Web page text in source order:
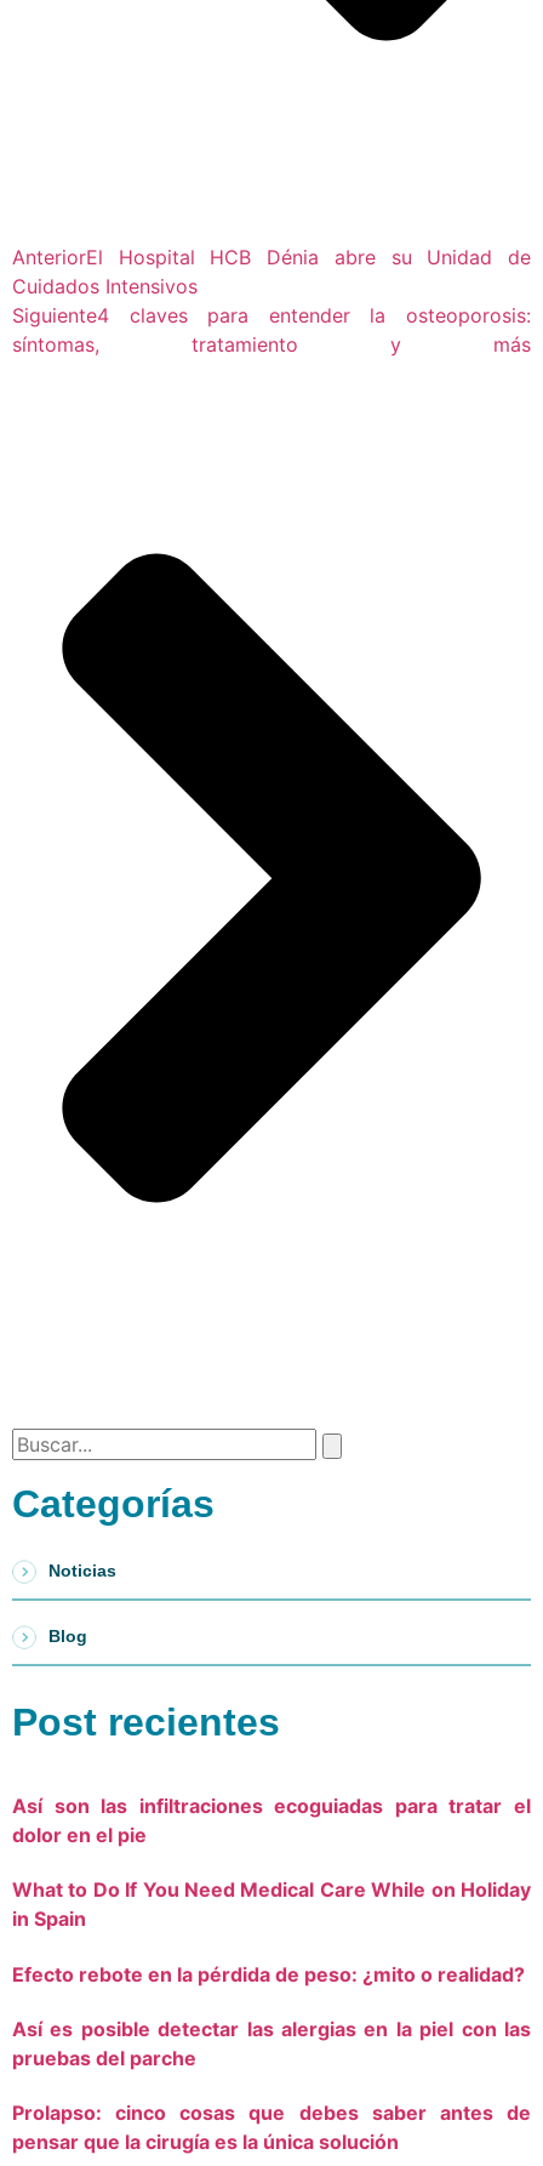
AnteriorEl Hospital HCB Dénia abre su Unidad de
Cuidados Intensivos
Siguiente4 claves para entender la osteoporosis:
síntomas, tratamiento y más
Categorías
Noticias
Blog
Post recientes
Así son las infiltraciones ecoguiadas para tratar el
dolor en el pie
What to Do If You Need Medical Care While on Holiday
in Spain
Efecto rebote en la pérdida de peso: ¿mito o realidad?
Así es posible detectar las alergias en la piel con las
pruebas del parche
Prolapso: cinco cosas que debes saber antes de
pensar que la cirugía es la única solución